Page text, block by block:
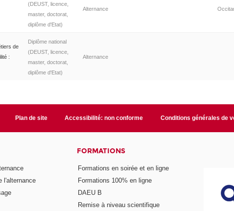
(DEUST, licence,
master, doctorat,
diplôme d'Etat)
Alternance
de
:
Diplôme national
(DEUST, licence,
master, doctorat,
diplôme d'Etat)
Alternance
Plan de site Accessibilité: non conforme Conditions générales de
l'alternance
FORMATIONS
Formations en soirée et en ligne
Formations 100% en ligne
DAEU B
Remise à niveau scientifique